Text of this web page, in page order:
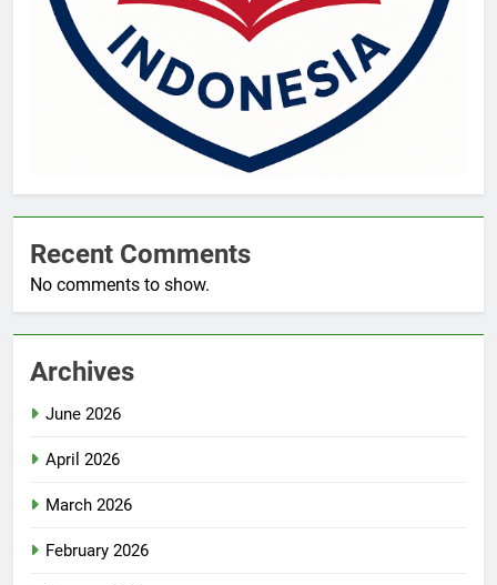
Recent Comments
No comments to show.
Archives
June 2026
April 2026
March 2026
February 2026